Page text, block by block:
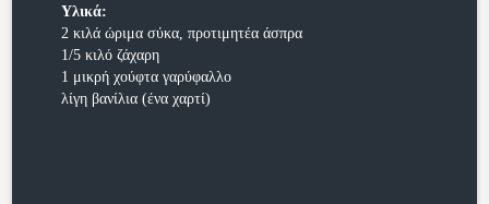
Υλικά:
2 κιλά ώριμα σύκα, προτιμητέα άσπρα
1/5 κιλό ζάχαρη
1 μικρή χούφτα γαρύφαλλο
λίγη βανίλια (ένα χαρτί)